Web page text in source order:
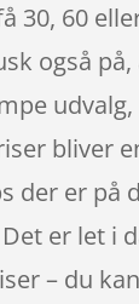
30, 60
også på,
udvalg,
bliver
der er på
er let i
– du